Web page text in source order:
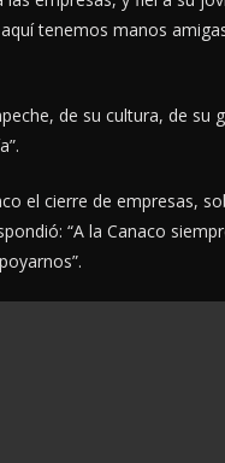
tenemos manos
de su cultura, de su
el cierre de empresas,
“A la Canaco